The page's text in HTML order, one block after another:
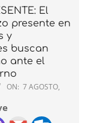
El
presente en
y
buscan
ante el
ON: 7 AGOSTO,